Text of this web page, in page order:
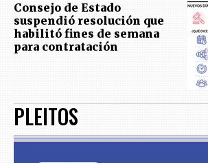
Consejo de Estado
suspendió resolución que
habilitó fines de semana
para contratación
PLEITOS